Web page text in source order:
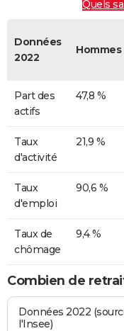
Quels
Données
2022
Hommes
Part des
actifs
47,8 %
Taux
d'activité
21,9 %
Taux
d'emploi
90,6 %
Taux de
chômage
9,4 %
Combien de
Données 2022
l'Insee)